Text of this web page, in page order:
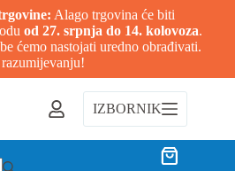
Alago trgovina će biti
od 27. srpnja do 14. kolovoza.
ćemo nastojati uredno obrađivati.
IZBORNIK
Košarica